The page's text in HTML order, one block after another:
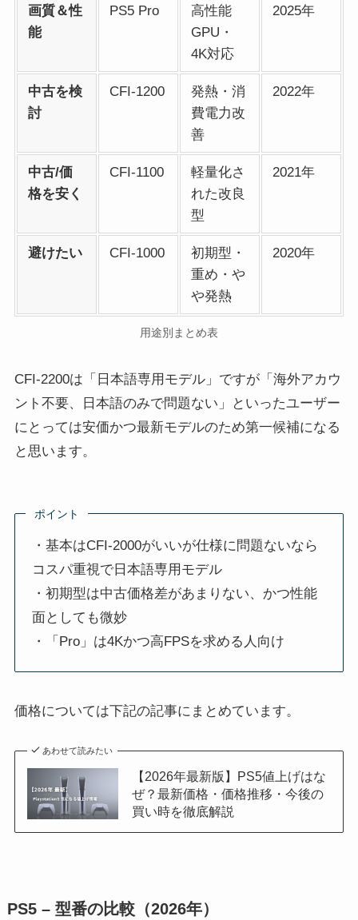
画質＆性
能
PS5 Pro
高性能
GPU・
4K対応
2025年
中古を検
討
CFI-1200
発熱・消
費電力改
善
2022年
中古/価
格を安く
CFI-1100
軽量化さ
れた改良
型
2021年
避けたい CFI-1000
初期型・
重め・や
や発熱
2020年
用途別まとめ表
CFI-2200は「日本語専用モデル」ですが「海外アカウ
ント不要、日本語のみで問題ない」といったユーザー
にとっては安価かつ最新モデルのため第一候補になる
と思います。
ポイント
・基本はCFI-2000がいいが仕様に問題ないなら
コスパ重視で日本語専用モデル
・初期型は中古価格差があまりない、かつ性能
面としても微妙
・「Pro」は4Kかつ高FPSを求める人向け
価格については下記の記事にまとめています。
あわせて読みたい
【2026年最新版】PS5値上げはな
ぜ？最新価格・価格推移・今後の
買い時を徹底解説
PS5 – 型番の比較（2026年）